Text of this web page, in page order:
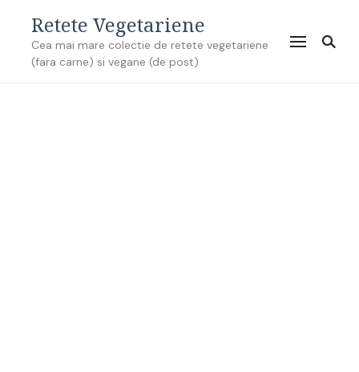
Retete Vegetariene
Cea mai mare colectie de retete vegetariene
(fara carne) si vegane (de post)